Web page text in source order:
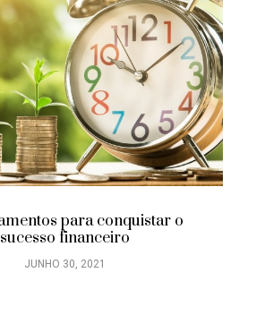
para conquistar o
sucesso financeiro
JUNHO 30, 2021